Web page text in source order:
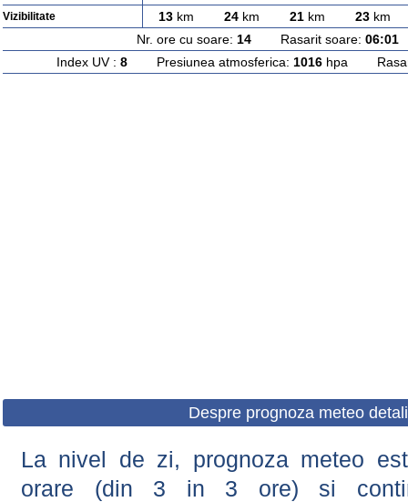
Vizibilitate 13km 24km 21km 23km
Nr. ore cu soare: 14Rasarit soare: 06:01
Index UV : 8Presiunea atmosferica: 1016hpa
Despre prognoza meteo
La nivel de zi, prognoza meteo
orare (din 3 in 3 ore) si